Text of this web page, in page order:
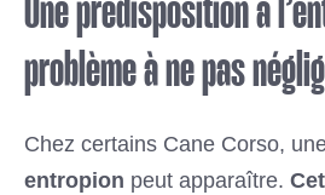
Une prédisposition à
problème à ne pas
Chez certains Cane Corso,
entropion peut apparaître.